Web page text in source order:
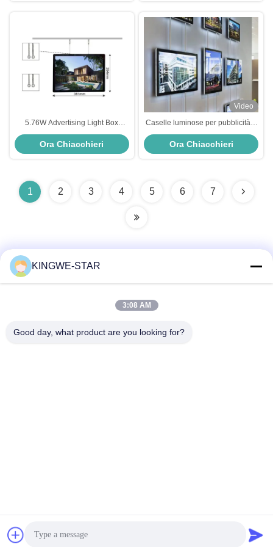
5.76W Advertising Light Box
Etichetta Informazioni confermate
Light Box Ad Ultraslim Profile
Ora Chiacchieri
Video
Caselle luminose per pubblicità a
sospensione verticale orizzontale
conformi alla normativa RoHS Alta
luminosità
Ora Chiacchieri
1 2 3 4 5 6 7
Piano 4, edificio 4, zona industriale Xintang, Baishixia, strada
KINGWE-STAR OPTO-ELECTRONICS TECHNOLOGY CO, LTD.
KINGWE-STAR
3:08 AM
Good day, what product are you looking for?